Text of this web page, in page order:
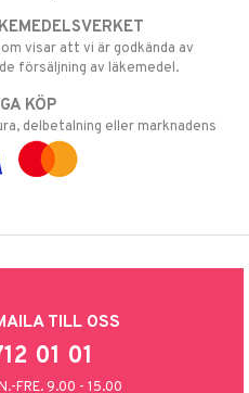
visar att vi är godkända av
försäljning av läkemedel.
KÖP
delbetalning eller marknadens
TILL OSS
01 01
FRE. 9.00 - 15.00